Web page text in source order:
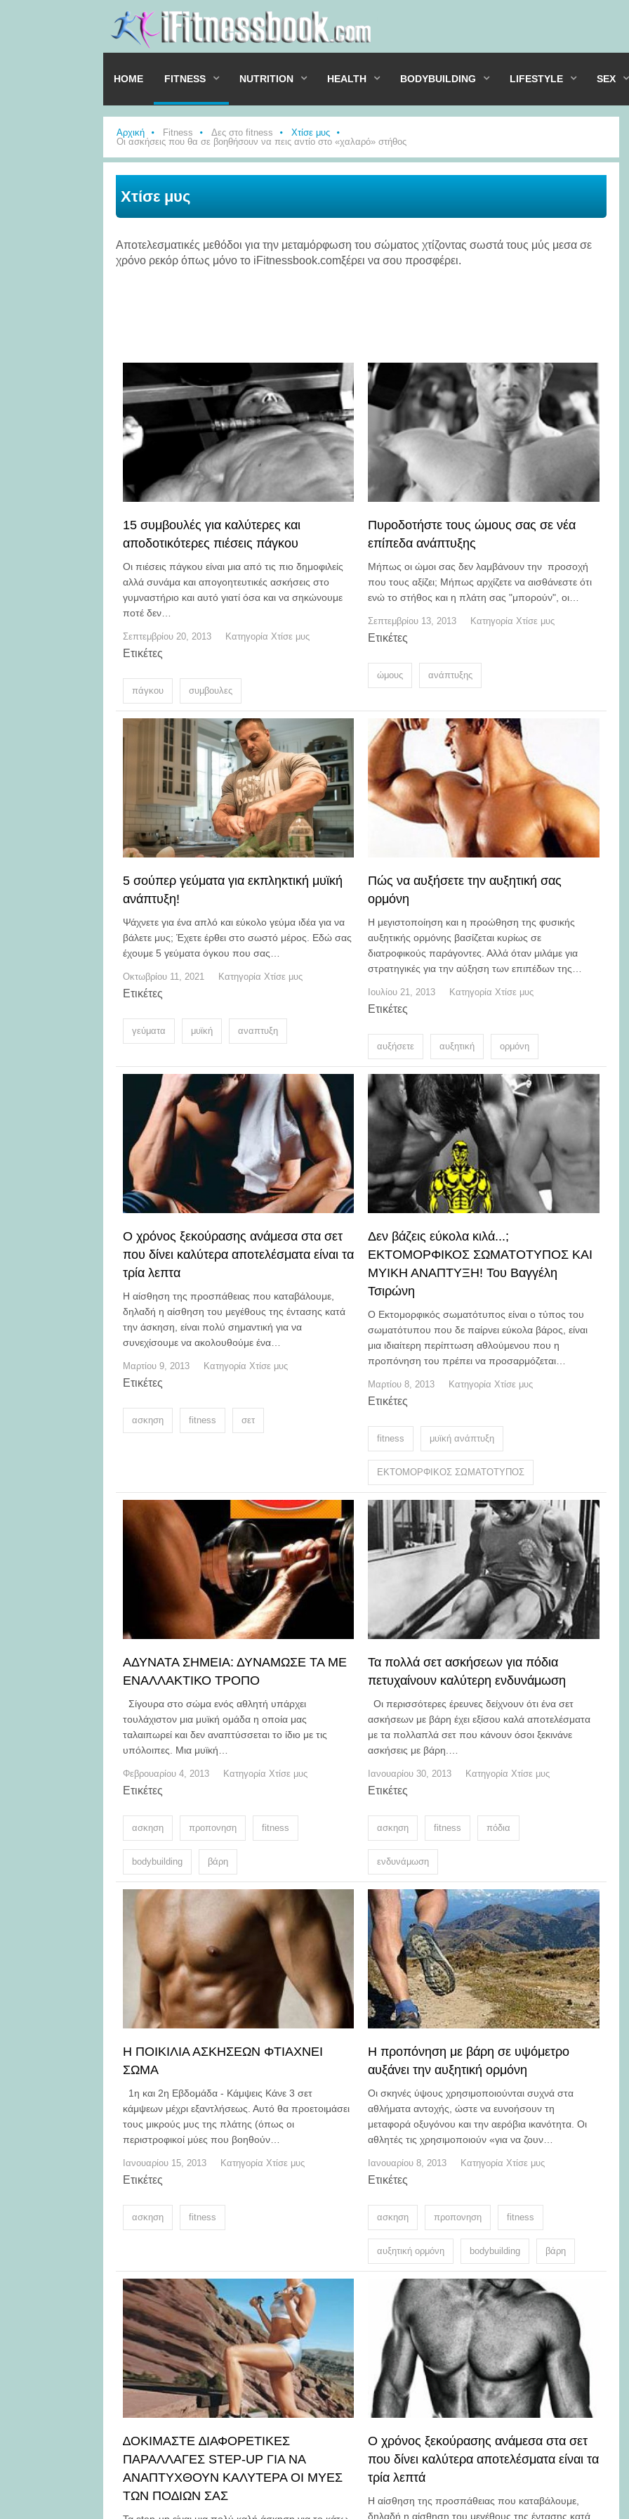
HOME FITNESS NUTRITION HEALTH BODYBUILDING LIFESTYLE SEX
Αρχική Fitness Δες στο fitness
Χτίσε μυς
Οι ασκήσεις που θα σε βοηθήσουν να πεις αντίο στο «χαλαρό» στήθος
Χτίσε μυς
Αποτελεσματικές μεθόδοι για την μεταμόρφωση του σώματος χτίζοντας σωστά τους μύς μεσα σε
χρόνο ρεκόρ όπως μόνο το iFitnessbook.comξέρει να σου προσφέρει.
15 συμβουλές για καλύτερες και
αποδοτικότερες πιέσεις πάγκου
Oι πιέσεις πάγκου είναι μια από τις πιο δημοφιλείς
αλλά συνάμα και απογοητευτικές ασκήσεις στο
γυμναστήριο και αυτό γιατί όσα και να σηκώνουμε
ποτέ δεν…
Σεπτεμβρίου 20, 2013 Κατηγορία Χτίσε μυς
Ετικέτες
πάγκου συμβουλες
Πυροδοτήστε τους ώμους σας σε νέα
επίπεδα ανάπτυξης
Μήπως οι ώμοι σας δεν λαμβάνουν την προσοχή
που τους αξίζει; Μήπως αρχίζετε να αισθάνεστε ότι
ενώ το στήθος και η πλάτη σας "μπορούν", οι…
Σεπτεμβρίου 13, 2013 Κατηγορία Χτίσε μυς
Ετικέτες
ώμους ανάπτυξης
5 σούπερ γεύματα για εκπληκτική μυϊκή
ανάπτυξη!
Ψάχνετε για ένα απλό και εύκολο γεύμα ιδέα για να
βάλετε μυς; Έχετε έρθει στο σωστό μέρος. Εδώ σας
έχουμε 5 γεύματα όγκου που σας…
Οκτωβρίου 11, 2021 Κατηγορία Χτίσε μυς
Ετικέτες
γεύματα μυϊκή αναπτυξη
Πώς να αυξήσετε την αυξητική σας
ορμόνη
Η μεγιστοποίηση και η προώθηση της φυσικής
αυξητικής ορμόνης βασίζεται κυρίως σε
διατροφικούς παράγοντες. Αλλά όταν μιλάμε για
στρατηγικές για την αύξηση των επιπέδων της…
Ιουλίου 21, 2013 Κατηγορία Χτίσε μυς
Ετικέτες
αυξήσετε αυξητική ορμόνη
Ο χρόνος ξεκούρασης ανάμεσα στα σετ
που δίνει καλύτερα αποτελέσματα είναι τα
τρία λεπτα
Η αίσθηση της προσπάθειας που καταβάλουμε,
δηλαδή η αίσθηση του μεγέθους της έντασης κατά
την άσκηση, είναι πολύ σημαντική για να
συνεχίσουμε να ακολουθούμε ένα…
Μαρτίου 9, 2013 Κατηγορία Χτίσε μυς
Ετικέτες
ασκηση fitness σετ
Δεν βάζεις εύκολα κιλά...;
ΕΚΤΟΜΟΡΦΙΚΟΣ ΣΩΜΑΤΟΤΥΠΟΣ ΚΑΙ
ΜΥΙΚΗ ΑΝΑΠΤΥΞΗ! Του Βαγγέλη
Τσιρώνη
Ο Εκτομορφικός σωματότυπος είναι ο τύπος του
σωματότυπου που δε παίρνει εύκολα βάρος, είναι
μια ιδιαίτερη περίπτωση αθλούμενου που η
προπόνηση του πρέπει να προσαρμόζεται…
Μαρτίου 8, 2013 Κατηγορία Χτίσε μυς
Ετικέτες
fitness μυϊκή ανάπτυξη
ΕΚΤΟΜΟΡΦΙΚΟΣ ΣΩΜΑΤΟΤΥΠΟΣ
ΑΔΥΝΑΤΑ ΣΗΜΕΙΑ: ΔΥΝΑΜΩΣΕ ΤΑ ΜΕ
ΕΝΑΛΛΑΚΤΙΚΟ ΤΡΟΠΟ
Σίγουρα στο σώμα ενός αθλητή υπάρχει
τουλάχιστον μια μυϊκή ομάδα η οποία μας
ταλαιπωρεί και δεν αναπτύσσεται το ίδιο με τις
υπόλοιπες. Μια μυϊκή…
Φεβρουαρίου 4, 2013 Κατηγορία Χτίσε μυς
Ετικέτες
ασκηση προπονηση fitness
bodybuilding βάρη
Τα πολλά σετ ασκήσεων για πόδια
πετυχαίνουν καλύτερη ενδυνάμωση
Οι περισσότερες έρευνες δείχνουν ότι ένα σετ
ασκήσεων με βάρη έχει εξίσου καλά αποτελέσματα
με τα πολλαπλά σετ που κάνουν όσοι ξεκινάνε
ασκήσεις με βάρη.…
Ιανουαρίου 30, 2013 Κατηγορία Χτίσε μυς
Ετικέτες
ασκηση fitness πόδια
ενδυνάμωση
Η ΠΟΙΚΙΛΙΑ ΑΣΚΗΣΕΩΝ ΦΤΙΑΧΝΕΙ
ΣΩΜΑ
1η και 2η Εβδομάδα - Κάμψεις Κάνε 3 σετ
κάμψεων μέχρι εξαντλήσεως. Αυτό θα προετοιμάσει
τους μικρούς μυς της πλάτης (όπως οι
περιστροφικοί μύες που βοηθούν…
Ιανουαρίου 15, 2013 Κατηγορία Χτίσε μυς
Ετικέτες
ασκηση fitness
Η προπόνηση με βάρη σε υψόμετρο
αυξάνει την αυξητική ορμόνη
Οι σκηνές ύψους χρησιμοποιούνται συχνά στα
αθλήματα αντοχής, ώστε να ευνοήσουν τη
μεταφορά οξυγόνου και την αερόβια ικανότητα. Οι
αθλητές τις χρησιμοποιούν «για να ζουν…
Ιανουαρίου 8, 2013 Κατηγορία Χτίσε μυς
Ετικέτες
ασκηση προπονηση fitness
αυξητική ορμόνη bodybuilding βάρη
∆ΟΚΙΜΑΣΤΕ ∆ΙΑΦΟΡΕΤΙΚΕΣ
ΠΑΡΑΛΛΑΓΕΣ STEP-UP ΓΙΑ ΝΑ
ΑΝΑΠΤΥΧΘΟΥΝ ΚΑΛΥΤΕΡΑ ΟΙ ΜΥΕΣ
ΤΩΝ ΠΟ∆ΙΩΝ ΣΑΣ
Ο χρόνος ξεκούρασης ανάμεσα στα σετ
που δίνει καλύτερα αποτελέσματα είναι τα
τρία λεπτά
Η αίσθηση της προσπάθειας που καταβάλουμε,
δηλαδή η αίσθηση του μεγέθους της έντασης κατά